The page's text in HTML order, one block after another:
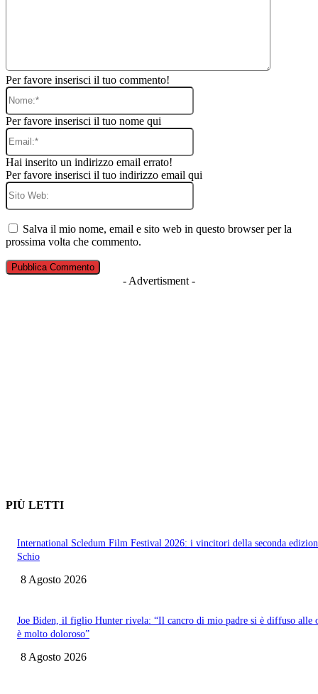
Per favore inserisci il tuo commento!
Nome:*
Per favore inserisci il tuo nome qui
Email:*
Hai inserito un indirizzo email errato!
Per favore inserisci il tuo indirizzo email qui
Sito
Salva il mio nome, email e sito web in questo browser per la
prossima volta che commento.
- Advertisment -
PIÙ LETTI
International Scledum Film Festival 2026: i vincitori della seconda
Schio
8 Agosto 2026
Joe Biden, il figlio Hunter rivela: “Il cancro di mio padre si è diffuso alle
è molto doloroso”
8 Agosto 2026